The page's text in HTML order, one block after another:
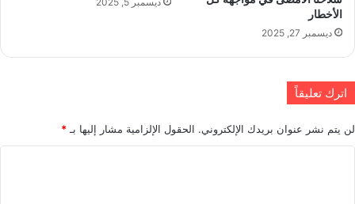
الأخطار
ديسمبر 27, 2025
اترك تعليقاً
لن يتم نشر عنوان بريدك الإلكتروني. الحقول الإلزامية مشار إليها بـ*